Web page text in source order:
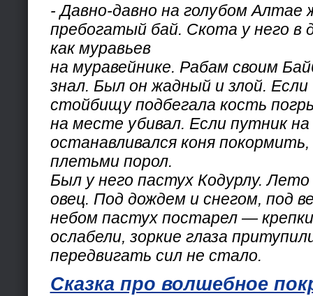
- Давно-давно на голубом Алтае
пребогатый бай. Скота у него в
как муравьев
на муравейнике. Рабам своим
знал. Был он жадный и злой. Если
стойбищу подбегала кость
на месте убивал. Если путник
останавливался коня
плетьми порол.
Был у него пастух Кодурлу.
овец. Под дождем и снегом, под
небом пастух постарел —
ослабели, зоркие глаза
передвигать сил не стало.
Сказка про волшебное